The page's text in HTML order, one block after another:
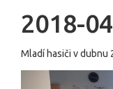
2018-
Mladí hasiči v dubnu